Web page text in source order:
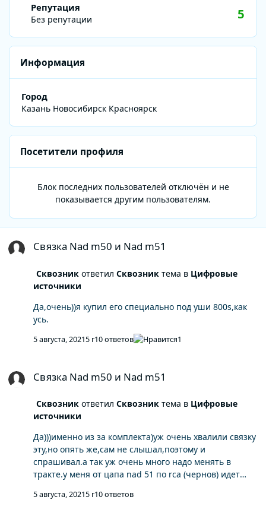
Репутация
Без репутации 5
Информация
Город
Казань Новосибирск Красноярск
Посетители профиля
Блок последних пользователей отключён и не
показывается другим пользователям.
Связка Nad m50 и Nad m51
Сквозникответил Сквозниктема в Цифровые
источники
Да,очень))я купил его специально под уши 800s,как
усь.
5 августа, 20215 г10 ответов 1
Связка Nad m50 и Nad m51
Сквозникответил Сквозниктема в Цифровые
источники
Да)))именно из за комплекта)уж очень хвалили связку
эту,но опять же,сам не слышал,поэтому и
спрашивал.а так уж очень много надо менять в
тракте.у меня от цапа nad 51 по rca (чернов) идет
уши Sennheiser 800s)поэтому надо и усь более
5 августа, 20215 г10 ответов